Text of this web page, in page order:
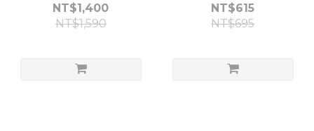
NT$1,400
NT$1,590
NT$615
NT$695